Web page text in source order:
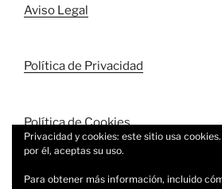
Aviso Legal
Política de Privacidad
Política de Cookies
Privacidad y cookies: este sitio usa
por él, aceptas su uso.
Para obtener más información, incluido